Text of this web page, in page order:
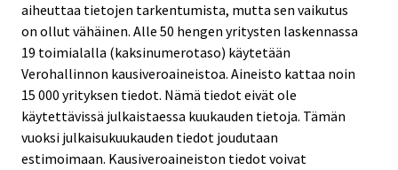
aiheuttaa tietojen tarkentumista, mutta sen vaikutus
on ollut vähäinen. Alle 50 hengen yritysten laskennassa
19 toimialalla (kaksinumerotaso) käytetään
Verohallinnon kausiveroaineistoa. Aineisto kattaa noin
15 000 yrityksen tiedot. Nämä tiedot eivät ole
käytettävissä julkaistaessa kuukauden tietoja. Tämän
vuoksi julkaisukuukauden tiedot joudutaan
estimoimaan. Kausiveroaineiston tiedot voivat